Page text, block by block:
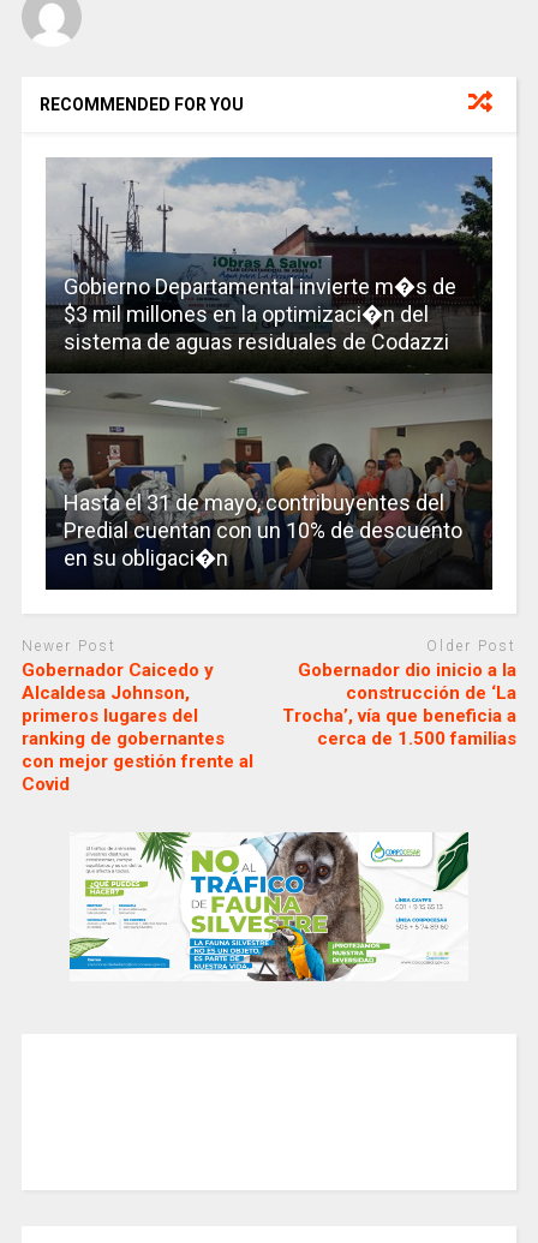
RECOMMENDED FOR YOU
Gobierno Departamental invierte m�s de
$3 mil millones en la optimizaci�n del
sistema de aguas residuales de Codazzi
Hasta el 31 de mayo, contribuyentes del
Predial cuentan con un 10% de descuento
en su obligaci�n
Newer Post
Gobernador Caicedo y
Alcaldesa Johnson,
primeros lugares del
ranking de gobernantes
con mejor gestión frente al
Covid
Older Post
Gobernador dio inicio a la
construcción de ‘La
Trocha’, vía que beneficia a
cerca de 1.500 familias